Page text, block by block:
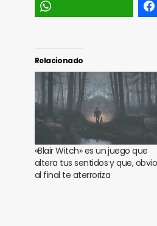
Relacionado
«Blair Witch» es un juego que
altera tus sentidos y que,
al final te aterroriza